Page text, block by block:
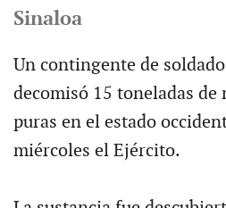
Sinaloa
Un contingente de
decomisó 15 toneladas
puras en el estado
miércoles el Ejército.